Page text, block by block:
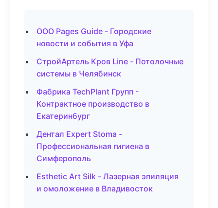
ООО Pages Guide - Городские
новости и события в Уфа
СтройАртель Кров Line - Потолочные
системы в Челябинск
Фабрика TechPlant Групп -
Контрактное производство в
Екатеринбург
Дентал Expert Stoma -
Профессиональная гигиена в
Симферополь
Esthetic Art Silk - Лазерная эпиляция
и омоложение в Владивосток